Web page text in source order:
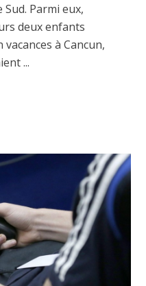
Parmi eux,
deux enfants
à Cancun,
...